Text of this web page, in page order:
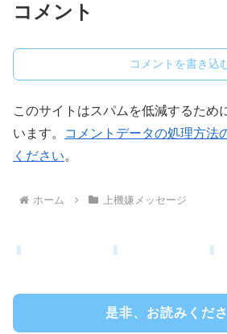
コメント
コメントを書き込
このサイトはスパムを低減するため
います。
コメントデータの処理方法
ください。
ホーム 上機嫌メッセージ
是非、お読みくださ